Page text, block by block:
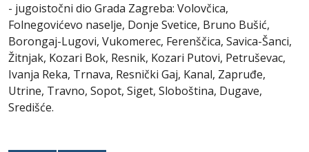
- jugoistočni dio Grada Zagreba: Volovčica,
Folnegovićevo naselje, Donje Svetice, Bruno Bušić,
Borongaj-Lugovi, Vukomerec, Ferenščica, Savica-Šanci,
Žitnjak, Kozari Bok, Resnik, Kozari Putovi, Petruševac,
Ivanja Reka, Trnava, Resnički Gaj, Kanal, Zapruđe,
Utrine, Travno, Sopot, Siget, Sloboština, Dugave,
Središće.